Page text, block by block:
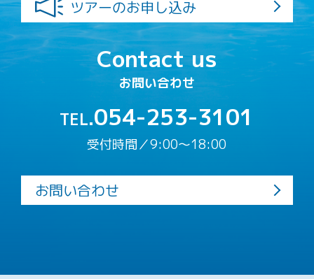
ツアーのお申し込み
Contact us
お問い合わせ
TEL.054-253-3101
受付時間／9:00〜18:00
お問い合わせ